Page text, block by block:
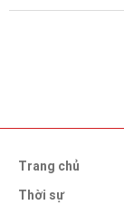
Trang chủ
Thời sự